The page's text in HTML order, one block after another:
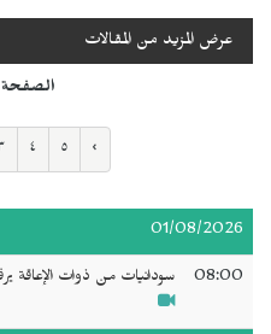
عرض المزيد من المقالات
الصفحة ٢ / ٢٩٦
٤ ٥ ›
01/08/2026
08:00 سودانيات من ذوات الإعاقة